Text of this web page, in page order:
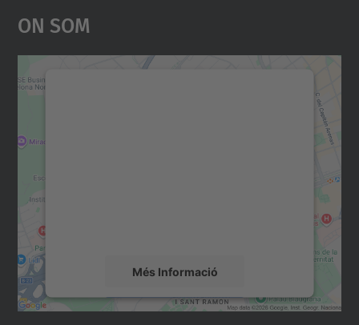
On Som
Més Informació
Accepta